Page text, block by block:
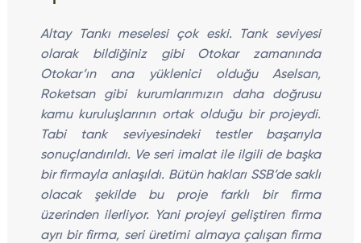
Altay Tankı meselesi çok eski. Tank seviyesi
olarak bildiğiniz gibi Otokar zamanında
Otokar’ın ana yüklenici olduğu Aselsan,
Roketsan gibi kurumlarımızın daha doğrusu
kamu kuruluşlarının ortak olduğu bir projeydi.
Tabi tank seviyesindeki testler başarıyla
sonuçlandırıldı. Ve seri imalat ile ilgili de başka
bir firmayla anlaşıldı. Bütün hakları SSB’de saklı
olacak şekilde bu proje farklı bir firma
üzerinden ilerliyor. Yani projeyi geliştiren firma
ayrı bir firma, seri üretimi almaya çalışan firma